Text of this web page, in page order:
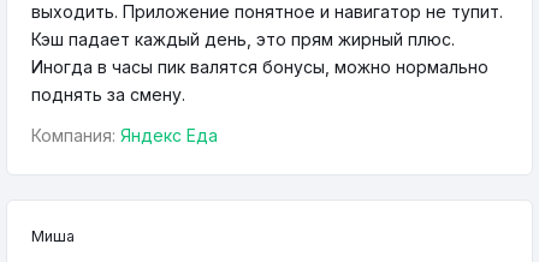
выходить. Приложение понятное и навигатор не тупит.
Кэш падает каждый день, это прям жирный плюс.
Иногда в часы пик валятся бонусы, можно нормально
поднять за смену.
Компания: Яндекс Еда
Миша